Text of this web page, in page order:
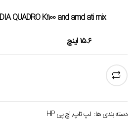
QUADRO K1100 and amd ati mix
۱۵.۶ اینچ
دسته بندی ها: لپ تاپ,اچ پی HP